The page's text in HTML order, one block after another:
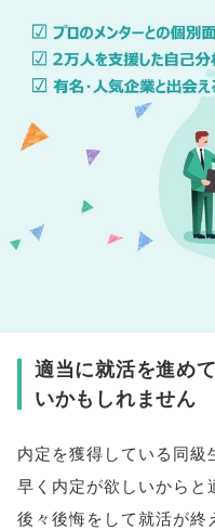
適当に就活を進め
いかもしれません
内定を獲得している同級
早く内定が欲しいからと
後々後悔をして就活が